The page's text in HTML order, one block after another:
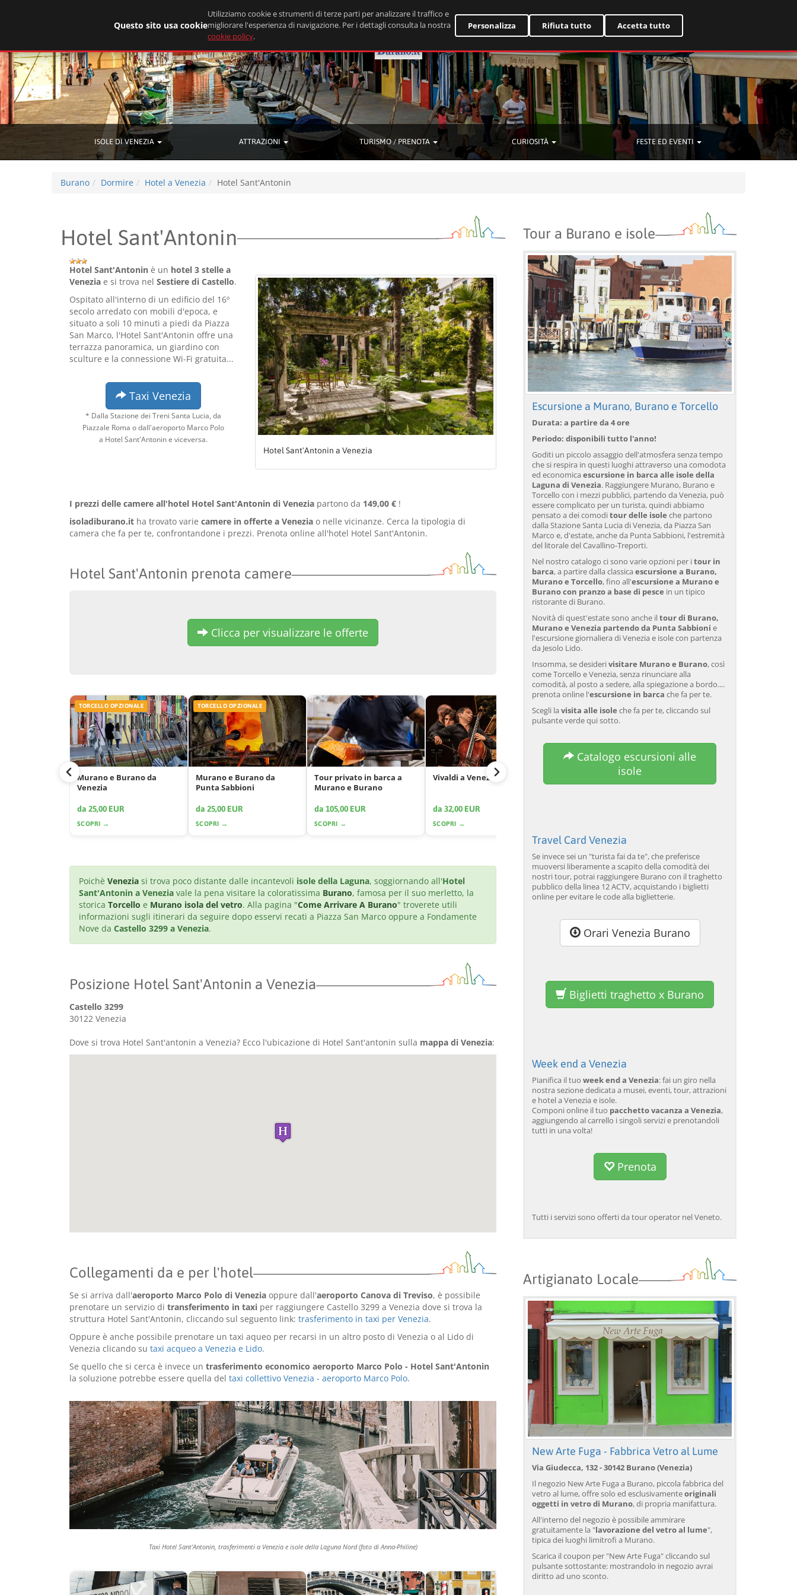
ISOLE DI VENEZIA ATTRAZIONI TURISMO / PRENOTA CURIOSITÀ FESTE ED EVENTI
Burano Dormire Hotel a Venezia Hotel Sant'Antonin
Hotel Sant'Antonin
Hotel Sant'Antonin è un hotel 3 stelle a
Venezia e si trova nel Sestiere di Castello.
Ospitato all'interno di un edificio del 16º
secolo arredato con mobili d'epoca, e
situato a soli 10 minuti a piedi da Piazza
San Marco, l'Hotel Sant'Antonin offre una
terrazza panoramica, un giardino con
sculture e la connessione Wi-Fi gratuita...
Taxi Venezia
* Dalla Stazione dei Treni Santa Lucia, da
Piazzale Roma o dall'aeroporto Marco Polo
a Hotel Sant'Antonin e viceversa.
Hotel Sant'Antonin a Venezia
I prezzi delle camere all'hotel Hotel Sant'Antonin di Venezia partono da 149,00 € !
isoladiburano.it ha trovato varie camere in offerte a Venezia o nelle vicinanze. Cerca la tipologia di
camera che fa per te, confrontandone i prezzi. Prenota online all'hotel Hotel Sant'Antonin.
Hotel Sant'Antonin prenota camere
Clicca per visualizzare le offerte
TORCELLO OPZIONALE
Murano e Burano da
Venezia
da 25,00 EUR
SCOPRI →
TORCELLO OPZIONALE
Murano e Burano da
Punta Sabbioni
da 25,00 EUR
SCOPRI →
Tour privato in barca a
Murano e Burano
da 105,00 EUR
SCOPRI →
Vivaldi a Venezia
da 32,00 EUR
SCOPRI →
Tour guidato di Murano e
Burano in barca privata
veneziana e cena del
Poichè Venezia si trova poco distante dalle incantevoli isole della Laguna, soggiornando all'Hotel
Sant'Antonin a Venezia vale la pena visitare la coloratissima Burano, famosa per il suo merletto, la
storica Torcello e Murano isola del vetro. Alla pagina "Come Arrivare A Burano" troverete utili
informazioni sugli itinerari da seguire dopo esservi recati a Piazza San Marco oppure a Fondamente
Nove da Castello 3299 a Venezia.
Posizione Hotel Sant'Antonin a Venezia
Castello 3299
30122 Venezia
Dove si trova Hotel Sant'antonin a Venezia? Ecco l'ubicazione di Hotel Sant'antonin sulla mappa di Venezia:
Collegamenti da e per l'hotel
Se si arriva dall'aeroporto Marco Polo di Venezia oppure dall'aeroporto Canova di Treviso, è possibile
prenotare un servizio di transferimento in taxi per raggiungere Castello 3299 a Venezia dove si trova la
struttura Hotel Sant'Antonin, cliccando sul seguento link: trasferimento in taxi per Venezia.
Oppure è anche possibile prenotare un taxi aqueo per recarsi in un altro posto di Venezia o al Lido di
Venezia clicando su taxi acqueo a Venezia e Lido.
Se quello che si cerca è invece un trasferimento economico aeroporto Marco Polo - Hotel Sant'Antonin
la soluzione potrebbe essere quella del taxi collettivo Venezia - aeroporto Marco Polo.
Taxi Hotel Sant'Antonin, trasferimenti a Venezia e isole della Laguna Nord (foto di Anna-Philine)
Tour a Burano e isole
Escursione a Murano, Burano e Torcello
Durata: a partire da 4 ore
Periodo: disponibili tutto l'anno!
Goditi un piccolo assaggio dell'atmosfera senza tempo
che si respira in questi luoghi attraverso una comodota
ed economica escursione in barca alle isole della
Laguna di Venezia. Raggiungere Murano, Burano e
Torcello con i mezzi pubblici, partendo da Venezia, può
essere complicato per un turista, quindi abbiamo
pensato a dei comoditour delle isole che partono
dalla Stazione Santa Lucia di Venezia, da Piazza San
Marco e, d'estate, anche da Punta Sabbioni, l'estremità
del litorale del Cavallino-Treporti.
Nel nostro catalogo ci sono varie opzioni per itour in
barca, a partire dalla classica escursione a Burano,
Murano e Torcello, fino all'escursione a Murano e
Burano con pranzo a base di pesce in un tipico
ristorante di Burano.
Novità di quest'estate sono anche iltour di Burano,
Murano e Venezia partendo da Punta Sabbioni e
l'escursione giornaliera di Venezia e isole con partenza
da Jesolo Lido.
Insomma, se desiderivisitare Murano e Burano, così
come Torcello e Venezia, senza rinunciare alla
comodità, al posto a sedere, alla spiegazione a bordo....
prenota online l'escursione in barca che fa per te.
Scegli la visita alle isole che fa per te, cliccando sul
pulsante verde qui sotto.
Catalogo escursioni alle
isole
Travel Card Venezia
Se invece sei un "turista fai da te", che preferisce
muoversi liberamente a scapito della comodità dei
nostri tour, potrai raggiungere Burano con il traghetto
pubblico della linea 12 ACTV, acquistando i biglietti
online per evitare le code alla biglietterie.
Orari Venezia Burano
Biglietti traghetto x Burano
Week end a Venezia
Pianifica il tuo week end a Venezia: fai un giro nella
nostra sezione dedicata a musei, eventi, tour, attrazioni
e hotel a Venezia e isole.
Componi online il tuo pacchetto vacanza a Venezia,
aggiungendo al carrello i singoli servizi e prenotandoli
tutti in una volta!
Prenota
Tutti i servizi sono offerti da tour operator nel Veneto.
Artigianato Locale
New Arte Fuga - Fabbrica Vetro al Lume
Via Giudecca, 132 - 30142 Burano (Venezia)
Il negozio New Arte Fuga a Burano, piccola fabbrica del
vetro al lume, offre solo ed esclusivamenteoriginali
oggetti in vetro di Murano, di propria manifattura.
All'interno del negozio è possibile ammirare
gratuitamente la "lavorazione del vetro al lume",
tipica dei luoghi limitrofi a Murano.
Scarica il coupon per "New Arte Fuga" cliccando sul
pulsante sottostante: mostrandolo in negozio avrai
diritto ad uno sconto.
Questo sito usa cookie
Utilizziamo cookie e strumenti di terze parti per analizzare il traffico e
migliorare l'esperienza di navigazione. Per i dettagli consulta la nostra
cookie policy.
Personalizza Rifiuta tutto Accetta tutto